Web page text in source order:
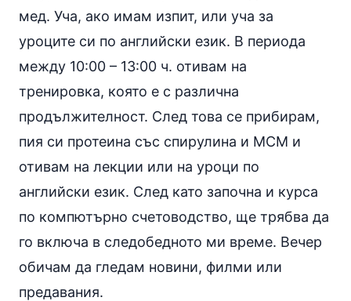
мед. Уча, ако имам изпит, или уча за
уроците си по английски език. В периода
между 10:00 – 13:00 ч. отивам на
тренировка, която е с различна
продължителност. След това се прибирам,
пия си протеина със спирулина и МСМ и
отивам на лекции или на уроци по
английски език. След като започна и курса
по компютърно счетоводство, ще трябва да
го включа в следобедното ми време. Вечер
обичам да гледам новини, филми или
предавания.